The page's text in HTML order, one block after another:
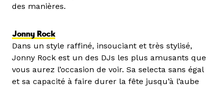
des manières.
Jonny Rock
Dans un style raffiné, insouciant et très stylisé,
Jonny Rock est un des DJs les plus amusants que
vous aurez l’occasion de voir. Sa selecta sans égal
et sa capacité à faire durer la fête jusqu’à l’aube